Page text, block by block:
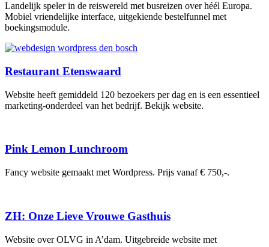
Landelijk speler in de reiswereld met busreizen over héél Europa.
Mobiel vriendelijke interface, uitgekiende bestelfunnel met
boekingsmodule.
Restaurant Etenswaard
Website heeft gemiddeld 120 bezoekers per dag en is een essentieel
marketing-onderdeel van het bedrijf. Bekijk website.
Pink Lemon Lunchroom
Fancy website gemaakt met Wordpress. Prijs vanaf € 750,-.
ZH: Onze Lieve Vrouwe Gasthuis
Website over OLVG in A’dam. Uitgebreide website met